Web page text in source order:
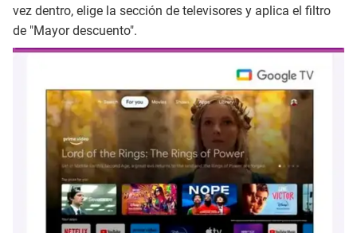
vez dentro, elige la sección de televisores y aplica el filtro
de "Mayor descuento".